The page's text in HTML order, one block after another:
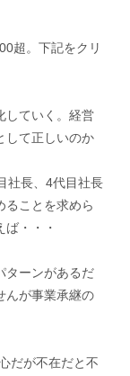
超。下記をクリ
していく。経営
して正しいのか
社長、4代目社長
ることを求めら
・・・
ターンがあるだ
んが事業承継の
だが不在だと不